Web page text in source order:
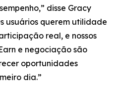
disse Gracy
usuários querem utilidade
real, e nossos
e negociação são
oportunidades
dia.”